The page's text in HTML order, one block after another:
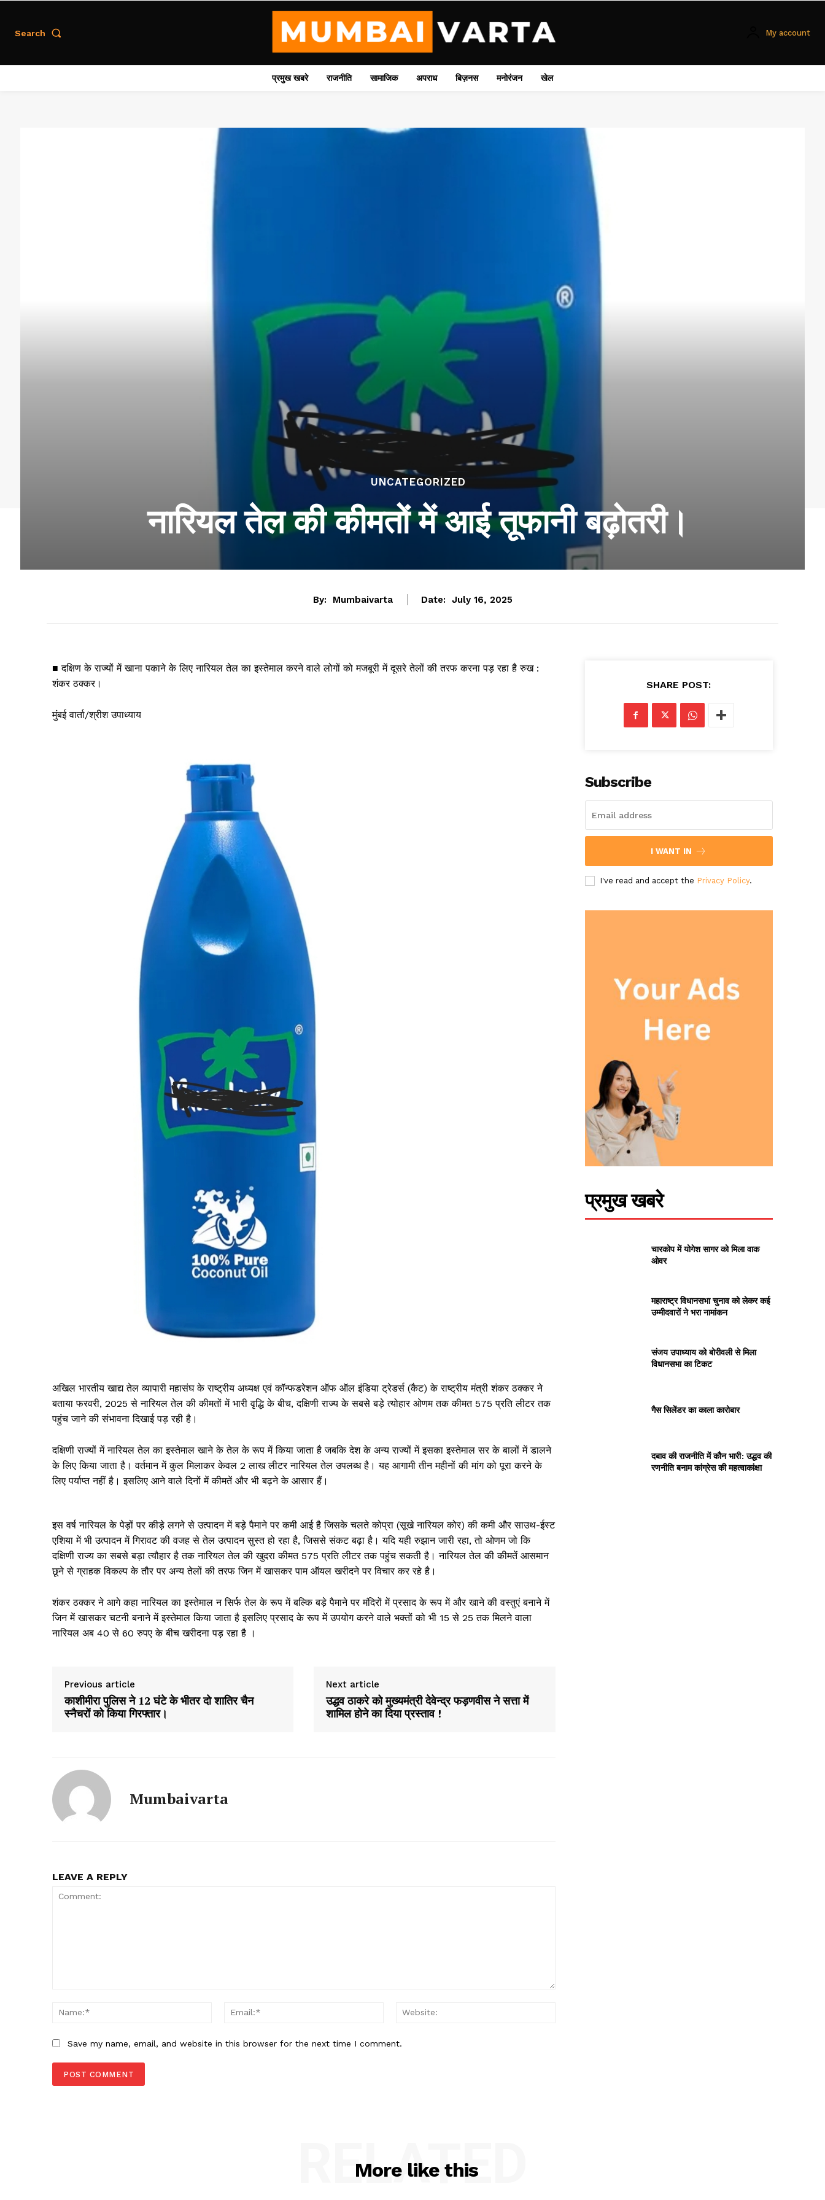
Search My account
प्रमुख खबरे राजनीति सामाजिक अपराध बिज़नस मनोरंजन खेल
UNCATEGORIZED
नारियल तेल की कीमतों में आई तूफानी बढ़ोतरी।
By: Mumbaivarta Date: July 16, 2025
■ दक्षिण के राज्यों में खाना पकाने के लिए नारियल तेल का इस्तेमाल करने वाले लोगों को मजबूरी में दूसरे तेलों की तरफ करना पड़ रहा है रुख :
शंकर ठक्कर।
मुंबई वार्ता/श्रीश उपाध्याय
अखिल भारतीय खाद्य तेल व्यापारी महासंघ के राष्ट्रीय अध्यक्ष एवं कॉन्फडरेशन ऑफ ऑल इंडिया ट्रेडर्स (कैट) के राष्ट्रीय मंत्री शंकर ठक्कर ने
बताया फरवरी, 2025 से नारियल तेल की कीमतों में भारी वृद्धि के बीच, दक्षिणी राज्य के सबसे बड़े त्योहार ओणम तक कीमत ₹575 प्रति लीटर तक
पहुंच जाने की संभावना दिखाई पड़ रही है।
दक्षिणी राज्यों में नारियल तेल का इस्तेमाल खाने के तेल के रूप में किया जाता है जबकि देश के अन्य राज्यों में इसका इस्तेमाल सर के बालों में डालने
के लिए किया जाता है। वर्तमान में कुल मिलाकर केवल 2 लाख लीटर नारियल तेल उपलब्ध है। यह आगामी तीन महीनों की मांग को पूरा करने के
लिए पर्याप्त नहीं है। इसलिए आने वाले दिनों में कीमतें और भी बढ़ने के आसार हैं।
इस वर्ष नारियल के पेड़ों पर कीड़े लगने से उत्पादन में बड़े पैमाने पर कमी आई है जिसके चलते कोप्रा (सूखे नारियल कोर) की कमी और साउथ-ईस्ट
एशिया में भी उत्पादन में गिरावट की वजह से तेल उत्पादन सुस्त हो रहा है, जिससे संकट बढ़ा है। यदि यही रुझान जारी रहा, तो ओणम जो कि
दक्षिणी राज्य का सबसे बड़ा त्यौहार है तक नारियल तेल की खुदरा कीमत ₹575 प्रति लीटर तक पहुंच सकती है। नारियल तेल की कीमतें आसमान
छूने से ग्राहक विकल्प के तौर पर अन्य तेलों की तरफ जिन में खासकर पाम ऑयल खरीदने पर विचार कर रहे है।
शंकर ठक्कर ने आगे कहा नारियल का इस्तेमाल न सिर्फ तेल के रूप में बल्कि बड़े पैमाने पर मंदिरों में प्रसाद के रूप में और खाने की वस्तुएं बनाने में
जिन में खासकर चटनी बनाने में इस्तेमाल किया जाता है इसलिए प्रसाद के रूप में उपयोग करने वाले भक्तों को भी ₹15 से ₹25 तक मिलने वाला
नारियल अब ₹40 से ₹60 रुपए के बीच खरीदना पड़ रहा है ।
Previous article
काशीमीरा पुलिस ने 12 घंटे के भीतर दो शातिर चैन
स्नैचरों को किया गिरफ्तार।
Next article
उद्धव ठाकरे को मुख्यमंत्री देवेन्द्र फड़णवीस ने सत्ता में
शामिल होने का दिया प्रस्ताव !
Mumbaivarta
LEAVE A REPLY
Name:*
Email:*
Save my name, email, and website in this browser for the next time I comment.
SHARE POST:
Subscribe
I WANT IN
I've read and accept the Privacy Policy.
प्रमुख खबरे
चारकोप में योगेश सागर को मिला वाक
ओवर
महाराष्ट्र विधानसभा चुनाव को लेकर कई
उम्मीदवारों ने भरा नामांकन
संजय उपाध्याय को बोरीवली से मिला
विधानसभा का टिकट
गैस सिलेंडर का काला कारोबार
दबाव की राजनीति में कौन भारी: उद्धव की
रणनीति बनाम कांग्रेस की महत्वाकांक्षा
More like this
RELATED